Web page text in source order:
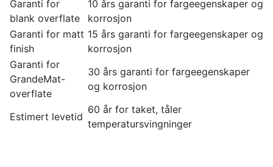
Garanti for
blank overflate
10 års garanti for fargeegenskaper og
korrosjon
Garanti for matt
finish
15 års garanti for fargeegenskaper og
korrosjon
Garanti for
GrandeMat-
overflate
30 års garanti for fargeegenskaper
og korrosjon
Estimert levetid
60 år for taket, tåler
temperatursvingninger